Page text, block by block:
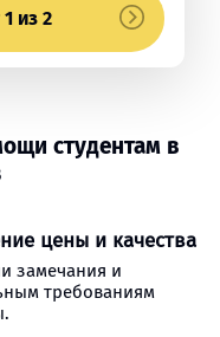
из 2
студентам в
цены и качества
замечания и
требованиям